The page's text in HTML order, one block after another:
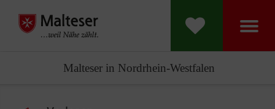
Malteser in Nordrhein-Westfalen